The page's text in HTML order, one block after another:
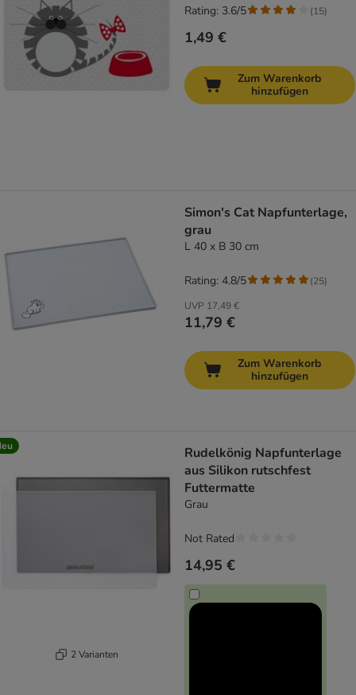
1,49 €
Rating: 3.6/5 (15)
Zum Warenkorb
hinzufügen
Simon's Cat Napfunterlage,
grau
L 40 x B 30 cm
UVP 17,49 €
11,79 €
Rating: 4.8/5 (25)
Zum Warenkorb
hinzufügen
2 Varianten
Rudelkönig Napfunterlage
aus Silikon rutschfest
Futtermatte
Grau
14,95 €
Not Rated